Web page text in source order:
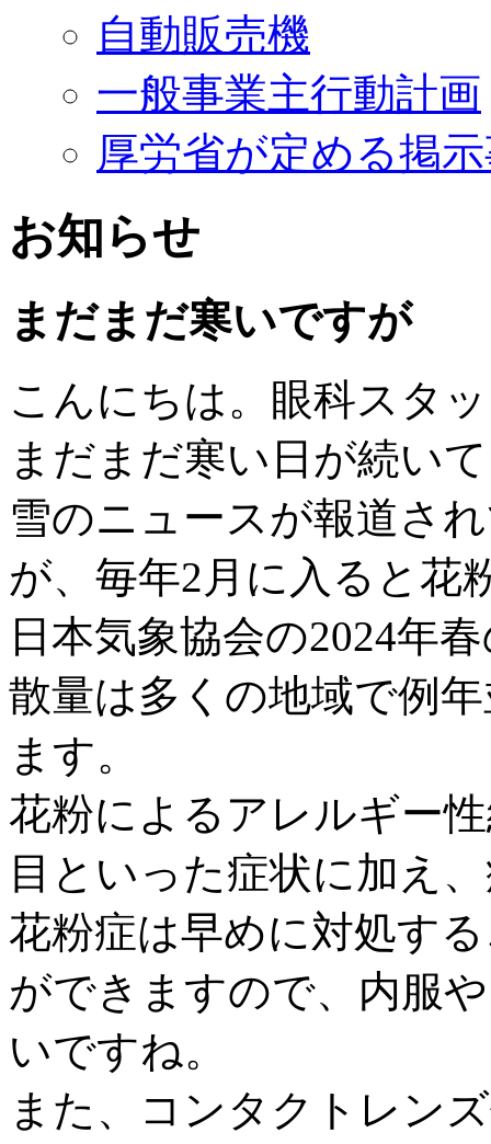
自動販売機
一般事業主行動計画
厚労省が定める掲
お知らせ
まだまだ寒いですが
こんにちは。眼科スタ
まだまだ寒い日が続い
雪のニュースが報道さ
が、毎年2月に入ると花
日本気象協会の2024年
散量は多くの地域で例
ます。
花粉によるアレルギー
目といった症状に加え
花粉症は早めに対処す
ができますので、内服
いですね。
また、コンタクトレン